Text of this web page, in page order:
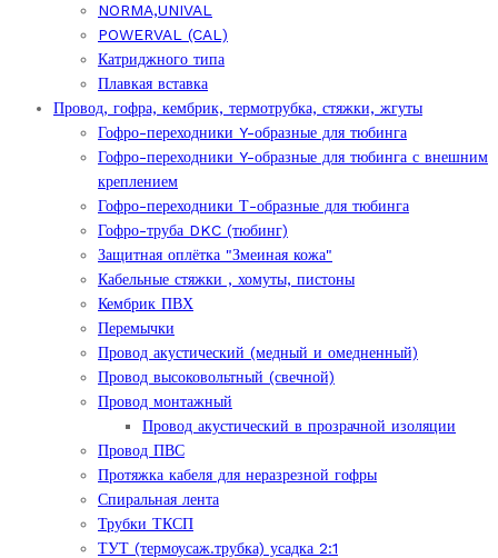
NORMA,UNIVAL
POWERVAL (CAL)
Катриджного типа
Плавкая вставка
Провод, гофра, кембрик, термотрубка, стяжки, жгуты
Гофро-переходники Y-образные для тюбинга
Гофро-переходники Y-образные для тюбинга с внешним
креплением
Гофро-переходники Т-образные для тюбинга
Гофро-труба DKC (тюбинг)
Защитная оплётка "Змеиная кожа"
Кабельные стяжки , хомуты, пистоны
Кембрик ПВХ
Перемычки
Провод акустический (медный и омедненный)
Провод высоковольтный (свечной)
Провод монтажный
Провод акустический в прозрачной изоляции
Провод ПВС
Протяжка кабеля для неразрезной гофры
Спиральная лента
Трубки ТКСП
ТУТ (термоусаж.трубка) усадка 2:1